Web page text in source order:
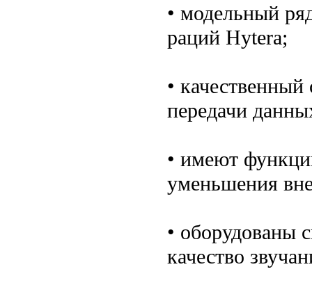
• модельный
раций Hytera;
• качественный
передачи
• имеют
уменьшения
•
качество